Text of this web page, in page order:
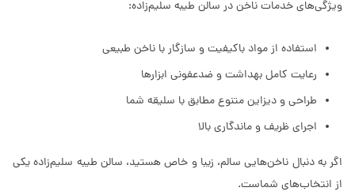
ویژگی‌های خدمات ناخن در سالن طیبه سلیم‌زاده:
استفاده از مواد باکیفیت و سازگار با ناخن طبیعی
رعایت کامل بهداشت و ضدعفونی ابزارها
طراحی و دیزاین متنوع مطابق با سلیقه شما
اجرای ظریف و ماندگاری بالا
اگر به دنبال ناخن‌هایی سالم، زیبا و خاص هستید، سالن طیبه سلیم‌زاده یکی
از انتخاب‌های شماست.